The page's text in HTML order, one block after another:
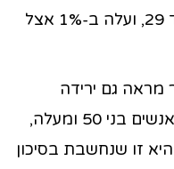
אצל אנשים בטווח הגילים 20 עד 29, ועלה ב-1% אצל
גם ירידה
בשיעורי סרטן המעי הגס בקרב אנשים בני 50 ומעלה,
זו שנחשבת בסיכון